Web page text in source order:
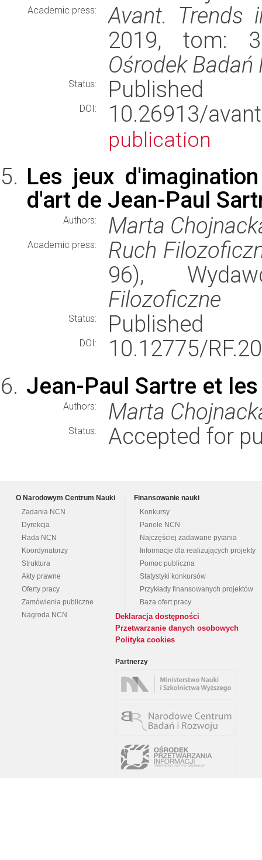
Academic press:
Avant. Trends
2019, tom:
Ośrodek
Status: Published
DOI: 10.26913/
publication
Les jeux
d'art de Jean-Paul
Authors: Marta
Academic press:
Ruch
96),
Filozoficzne
Status: Published
DOI:
10.12775/
Jean-Paul Sartre et
Authors: Marta
Status: Accepted for
O Narodowym Centrum Nauki
Zadania NCN
Dyrekcja
Rada NCN
Koordynatorzy
Struktura
Akty prawne
Oferty pracy
Zamówienia publiczne
Nagroda NCN
Finansowanie nauki
Konkursy
Panele NCN
Najczęściej zadawane pytania
Informacje dla realizujących projekty
Pomoc publiczna
Statystyki konkursów
Przykłady finansowanych projektów
Baza ofert pracy
Deklaracja dostępności
Przetwarzanie danych osobowych
Polityka cookies
Partnerzy